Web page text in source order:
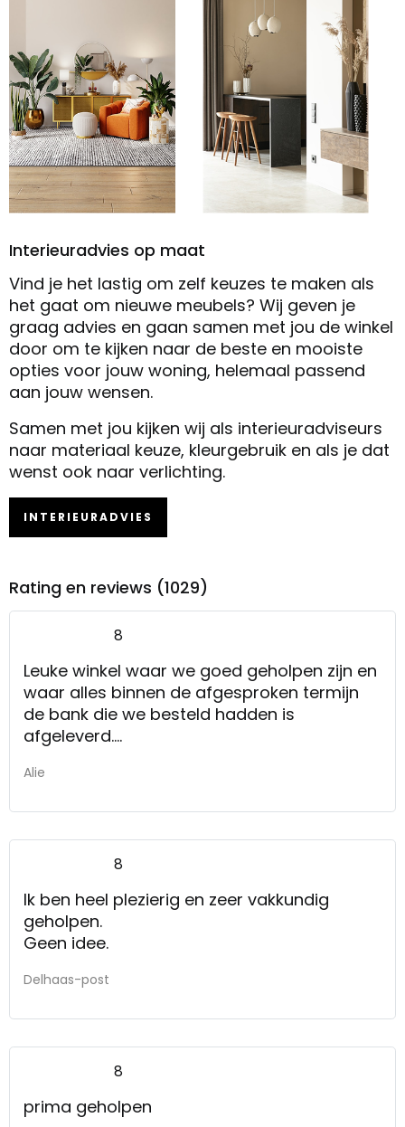
Interieuradvies op maat
Vind je het lastig om zelf keuzes te maken als
het gaat om nieuwe meubels? Wij geven je
graag advies en gaan samen met jou de winkel
door om te kijken naar de beste en mooiste
opties voor jouw woning, helemaal passend
aan jouw wensen.
Samen met jou kijken wij als interieuradviseurs
naar materiaal keuze, kleurgebruik en als je dat
wenst ook naar verlichting.
INTERIEURADVIES
Rating en reviews (1029)
8
Leuke winkel waar we goed geholpen zijn en
waar alles binnen de afgesproken termijn
de bank die we besteld hadden is
afgeleverd.
klant mee
Alie
8
Ik ben heel plezierig en zeer vakkundig
geholpen.
Geen idee.
Delhaas-post
8
prima geholpen